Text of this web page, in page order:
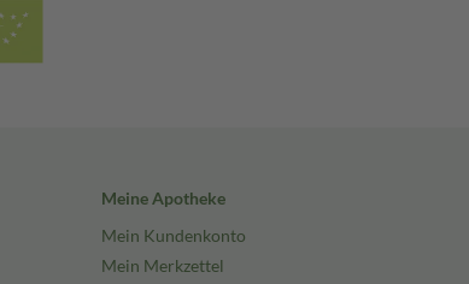
Meine Apotheke
Mein Kundenkonto
Mein Merkzettel